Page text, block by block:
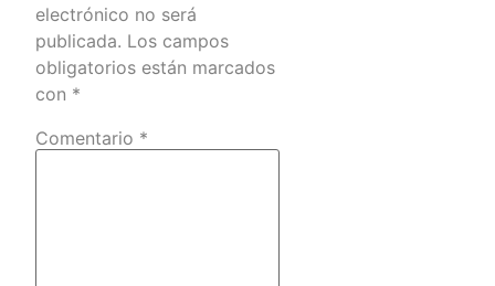
electrónico no será
publicada. Los campos
obligatorios están marcados
con *
Comentario *